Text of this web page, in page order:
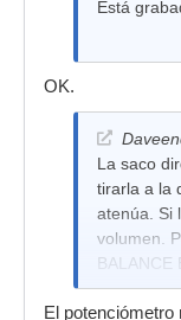
Está
OK.
La saco
tirarla a la
atenúa. Si
volumen.
BALANCE
El